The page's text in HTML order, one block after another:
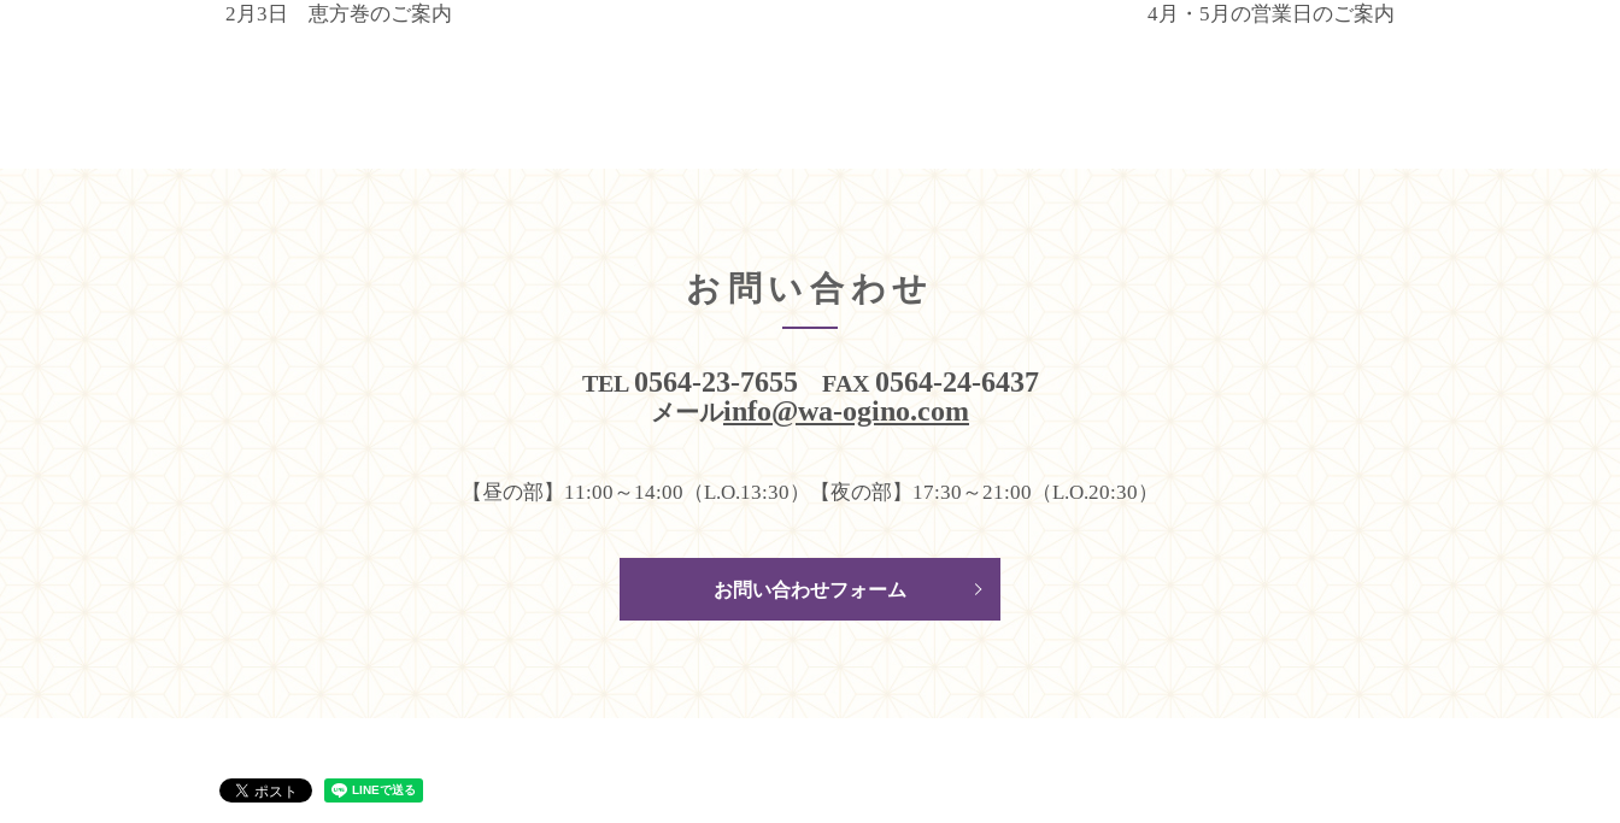
2月3日 恵方巻のご案内 4月・5月の営業日のご案内
お問い合わせ
TEL 0564-23-7655 FAX 0564-24-6437
メールinfo@wa-ogino.com
【昼の部】11:00～14:00（L.O.13:30） 【夜の部】17:30～21:00（L.O.20:30）
お問い合わせフォーム